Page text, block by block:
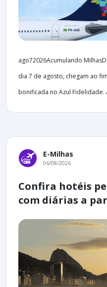
ago72026Acumulando
dia 7 de agosto, chegam ao
bonificada no Azul Fidelidade.
E-Milhas
06/08/2026
Confira hotéis
com diárias a